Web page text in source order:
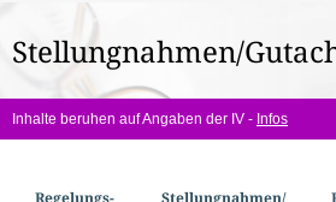
hier:
Stellungnahmen/
Inhalte beruhen auf Angaben der IV - Infos
Regelungs­
Stellungnahmen/​